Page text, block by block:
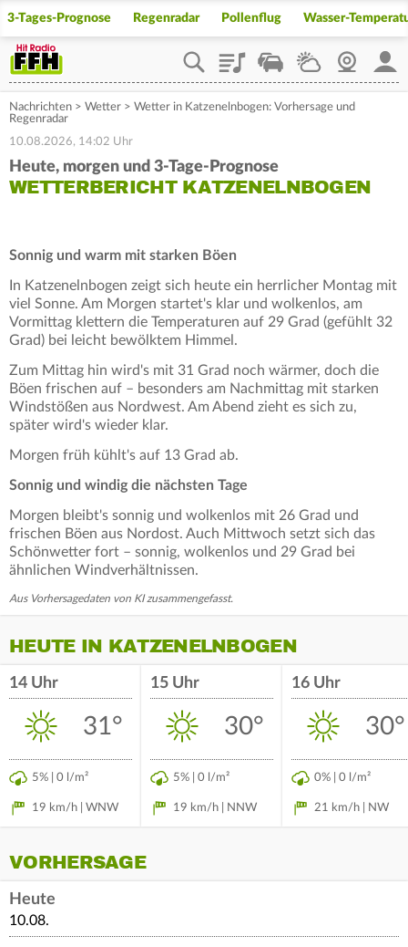
3-Tages-Prognose Regenradar Pollenflug Wasser-
PlaylistStaupilotWetterWebcam
Nachrichten > Wetter > Wetter in Katzenelnbogen: Vorhersage und
Regenradar
10.08.2026, 14:02 Uhr
Heute, morgen und 3-Tage-Prognose
WETTERBERICHT KATZENELNBOGEN
Sonnig und warm mit starken Böen
In Katzenelnbogen zeigt sich heute ein herrlicher Montag mit
viel Sonne. Am Morgen startet's klar und wolkenlos, am
Vormittag klettern die Temperaturen auf 29 Grad (gefühlt 32
Grad) bei leicht bewölktem Himmel.
Zum Mittag hin wird's mit 31 Grad noch wärmer, doch die
Böen frischen auf – besonders am Nachmittag mit starken
Windstößen aus Nordwest. Am Abend zieht es sich zu,
später wird's wieder klar.
Morgen früh kühlt's auf 13 Grad ab.
Sonnig und windig die nächsten Tage
Morgen bleibt's sonnig und wolkenlos mit 26 Grad und
frischen Böen aus Nordost. Auch Mittwoch setzt sich das
Schönwetter fort – sonnig, wolkenlos und 29 Grad bei
ähnlichen Windverhältnissen.
Aus Vorhersagedaten von KI zusammengefasst.
HEUTE IN KATZENELNBOGEN
14 Uhr
31°
5% | 0 l/m²
19 km/h | WNW
15 Uhr
30°
5% | 0 l/m²
19 km/h | NNW
16 Uhr
30°
0% | 0 l/m²
21 km/h | NW
VORHERSAGE
Heute
10.08.